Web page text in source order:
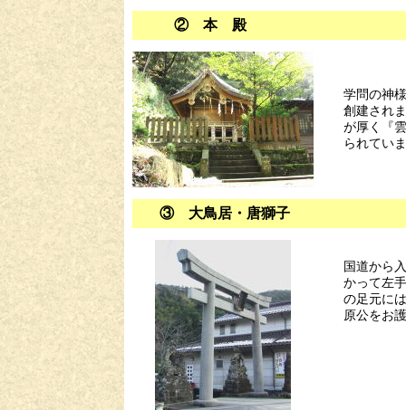
② 本 殿
学問の神
創建され
が厚く『
られてい
③ 大鳥居・唐獅子
国道から
かって左
の足元に
原公をお